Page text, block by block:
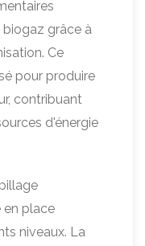
grâce à
Ce
pour produire
contribuant
d'énergie
en place
niveaux. La